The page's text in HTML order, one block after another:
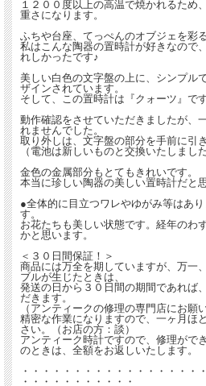
１２００度以上の高温で焼かれるため
重さになります。
ふちや台座、てっぺんのオブジェを彩
私はこんな陶器の置時計が好きなので
れしかったです♪
美しい白色の文字盤の上に、シンプル
ザインされています。
そして、この置時計は『クォーツ』です
動作確認をさせていただきましたが、
れませんでした。
取り外しは、文字盤の部分を手前に引
（電池は新しいものと交換いたしました
金色の金属部分もとてもきれいです。
本当に珍しい陶器の美しい置時計だと
●全体的に目立つワレやゆがみ等はあ
す。
お花たちも美しい状態です。経年のわ
かと思います。
＜３０日間保証！＞
商品には万全を期していますが、万一
ブルが生じたときは、
発送の日から３０日間の期間であれば
だきます。
（アンティークの修理の専門店にお願
精密な作業になりますので、一ヶ月ほ
さい。（お店の方：談）
アンティーク時計ですので、修理がで
のときは、全額をお返しいたします。
・・・・・・・・・・・・・・・・・
・・・・・・・・・・・